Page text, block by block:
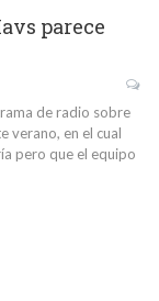
parece
de radio sobre
verano, en el cual
pero que el equipo